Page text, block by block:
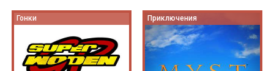
Гонки Приключения